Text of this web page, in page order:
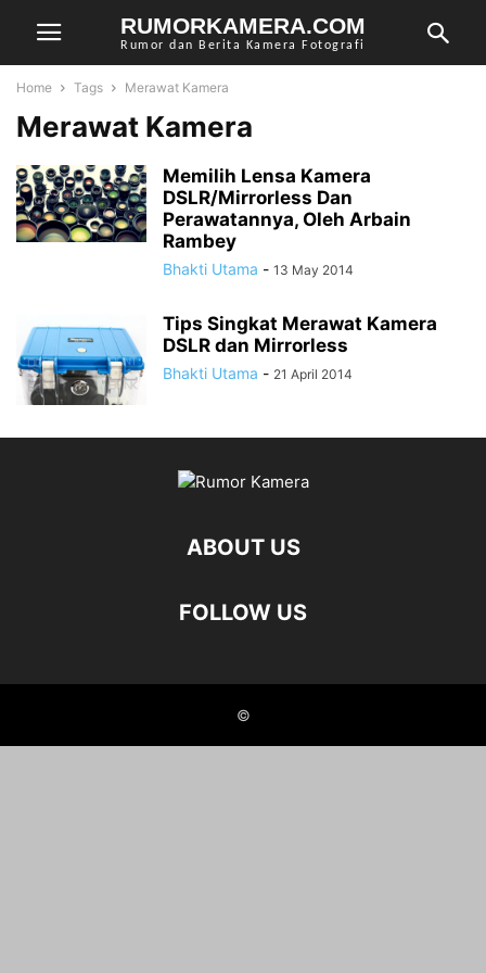
RUMORKAMERA.COM
Rumor dan Berita Kamera Fotografi
Home Tags Merawat Kamera
Merawat Kamera
Memilih Lensa Kamera
DSLR/Mirrorless Dan
Perawatannya, Oleh Arbain
Rambey
Bhakti Utama - 13 May 2014
Tips Singkat Merawat Kamera
DSLR dan Mirrorless
Bhakti Utama - 21 April 2014
ABOUT US
FOLLOW US
©